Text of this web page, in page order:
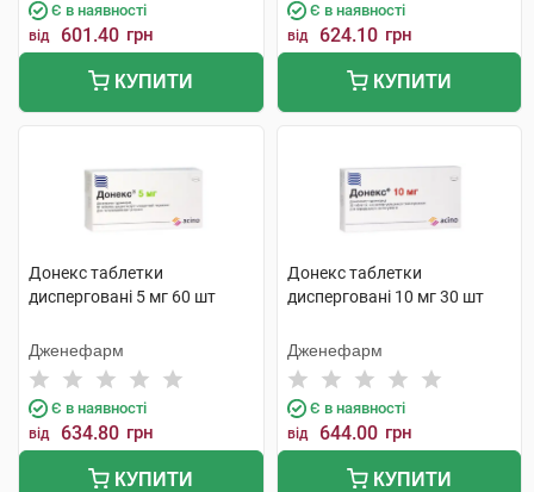
Є в наявності
від 601.40 грн
КУПИТИ
Є в наявності
від 624.10 грн
КУПИТИ
Донекс таблетки
дисперговані 5 мг 60 шт
Дженефарм
Є в наявності
від 634.80 грн
КУПИТИ
Донекс таблетки
дисперговані 10 мг 30 шт
Дженефарм
Є в наявності
від 644.00 грн
КУПИТИ